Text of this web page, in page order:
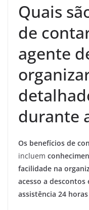
Quais
de
agente
durante
Os benefícios de
incluem
facilidade na
acesso a descontos
assistência 24